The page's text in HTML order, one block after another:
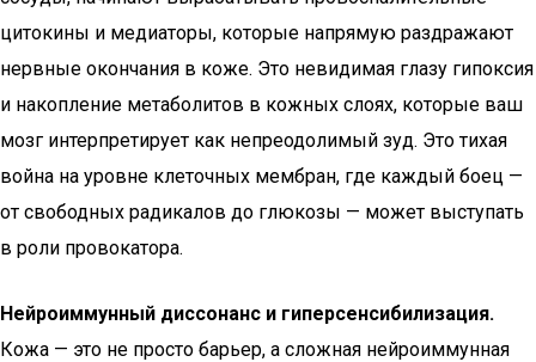
цитокины и медиаторы, которые напрямую раздражают
нервные окончания в коже. Это невидимая глазу гипоксия
и накопление метаболитов в кожных слоях, которые ваш
мозг интерпретирует как непреодолимый зуд. Это тихая
война на уровне клеточных мембран, где каждый боец —
от свободных радикалов до глюкозы — может выступать
в роли провокатора.
Нейроиммунный диссонанс и гиперсенсибилизация.
Кожа — это не просто барьер, а сложная нейроиммунная